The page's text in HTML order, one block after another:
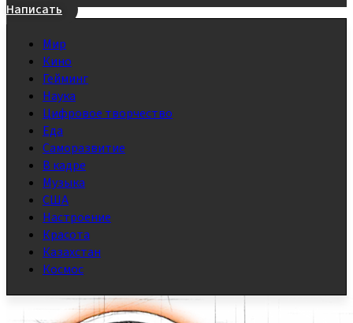
Написать
Мир
Кино
Гейминг
Наука
Цифровое творчество
Еда
Саморазвитие
В кадре
Музыка
США
Настроение
Красота
Казахстан
Космос